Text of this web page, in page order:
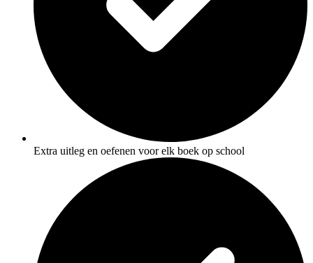
Extra uitleg en oefenen voor elk boek op school